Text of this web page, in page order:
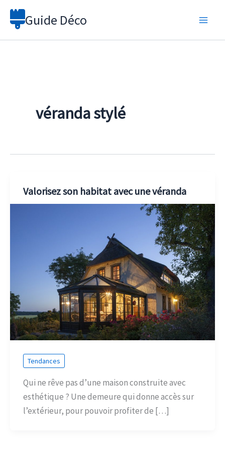
Aller
Guide Déco
véranda stylé
Valorisez son habitat avec une véranda
Tendances
Qui ne rêve pas d’une maison construite avec
esthétique ? Une demeure qui donne accès sur
l’extérieur, pour pouvoir profiter de […]